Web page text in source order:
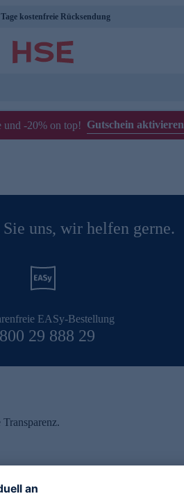
kostenfreie Rücksendung
und -20% on top! Gutschein aktivieren
uns, wir helfen gerne.
EASy-Bestellung
29 888 29